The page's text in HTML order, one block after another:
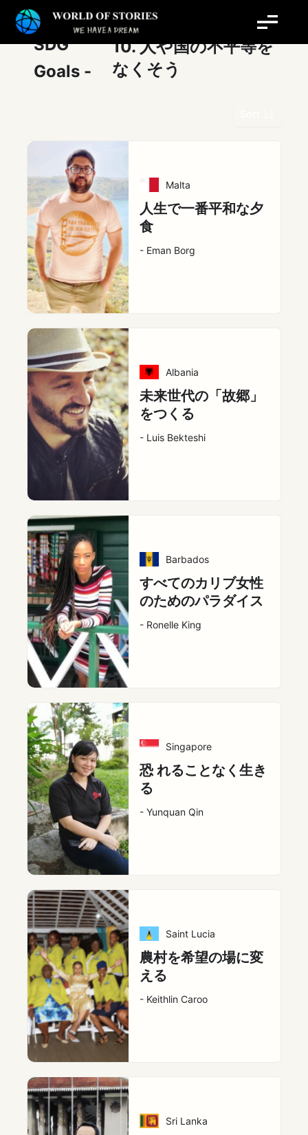
SDG
Goals -
10. 人や国の不平等を
なくそう
Malta
人生で一番平和な夕
食
- Eman Borg
Albania
未来世代の「故郷」
をつくる
- Luis Bekteshi
Barbados
すべてのカリブ女性
のためのパラダイス
- Ronelle King
Singapore
恐 れることなく生き
る
- Yunquan Qin
Saint Lucia
農村を希望の場に変
える
- Keithlin Caroo
Sri Lanka
投
稿
ー